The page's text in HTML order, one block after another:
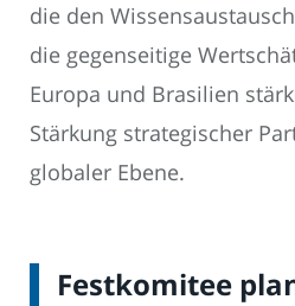
die den
die gegenseitige
Europa und Brasilien
Stärkung strategischer
globaler Ebene.
Festkomitee